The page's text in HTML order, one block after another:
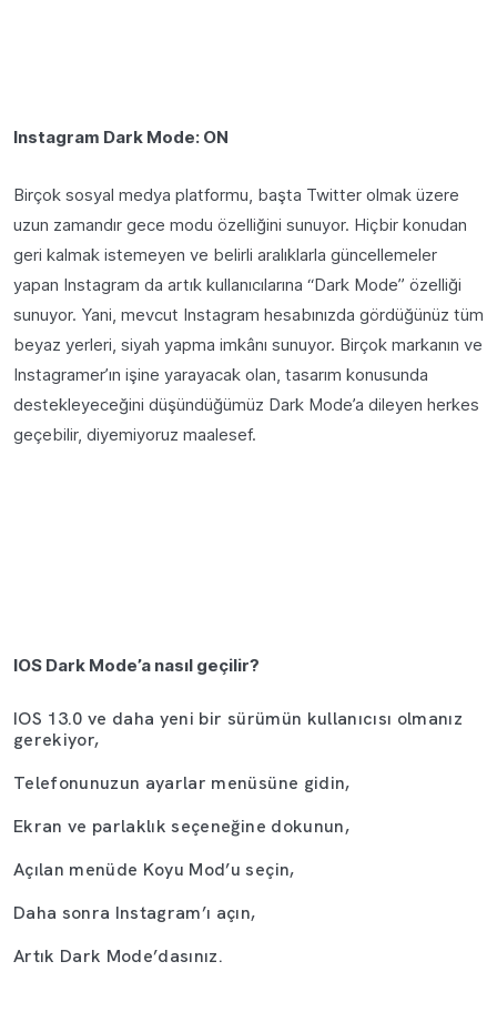
Instagram Dark Mode: ON
Birçok sosyal medya platformu, başta Twitter olmak üzere
uzun zamandır gece modu özelliğini sunuyor. Hiçbir konudan
geri kalmak istemeyen ve belirli aralıklarla güncellemeler
yapan Instagram da artık kullanıcılarına “Dark Mode” özelliği
sunuyor. Yani, mevcut Instagram hesabınızda gördüğünüz tüm
beyaz yerleri, siyah yapma imkânı sunuyor. Birçok markanın ve
Instagramer’ın işine yarayacak olan, tasarım konusunda
destekleyeceğini düşündüğümüz Dark Mode’a dileyen herkes
geçebilir, diyemiyoruz maalesef.
IOS Dark Mode’a nasıl geçilir?
IOS 13.0 ve daha yeni bir sürümün kullanıcısı olmanız
gerekiyor,
Telefonunuzun ayarlar menüsüne gidin,
Ekran ve parlaklık seçeneğine dokunun,
Açılan menüde Koyu Mod’u seçin,
Daha sonra Instagram’ı açın,
Artık Dark Mode’dasınız.